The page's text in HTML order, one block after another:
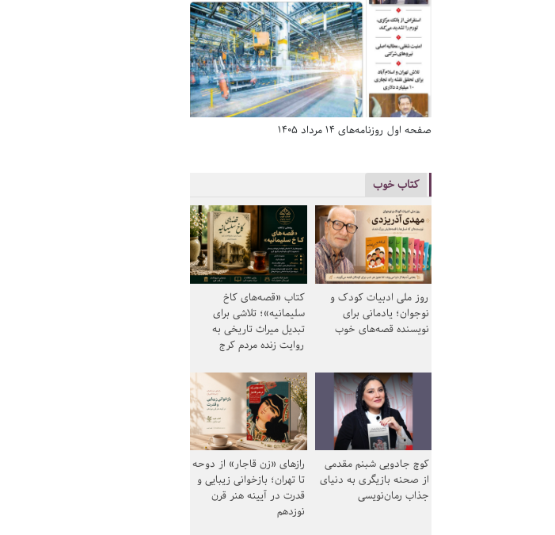
صفحه اول روزنامه‌های 14 مرداد 1405
کتاب خوب
روز ملی ادبیات کودک و
نوجوان؛ یادمانی برای
نویسنده قصه‌های خوب
کتاب «قصه‌های کاخ
سلیمانیه»؛ تلاشی برای
تبدیل میراث تاریخی به
روایت زنده مردم کرج
کوچ جادویی شبنم مقدمی
از صحنه بازیگری به دنیای
جذاب رمان‌نویسی
رازهای «زن قاجار» از دوحه
تا تهران؛ بازخوانی زیبایی و
قدرت در آیینه هنر قرن
نوزدهم